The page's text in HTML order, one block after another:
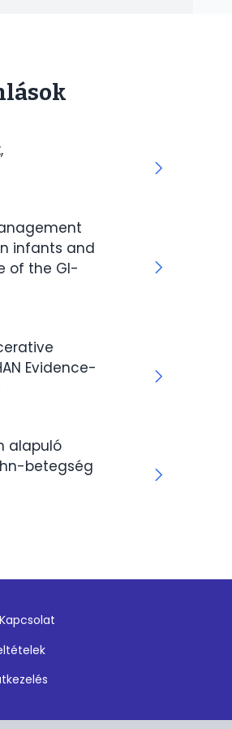
infants and
of the GI-
Evidence-
alapuló
betegség
Kapcsolat